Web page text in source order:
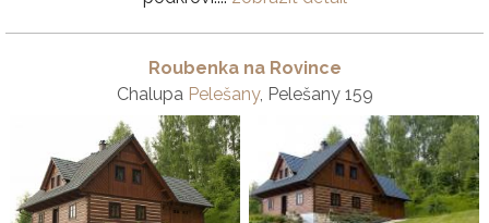
Roubenka na Rovince
Chalupa Pelešany, Pelešany 159